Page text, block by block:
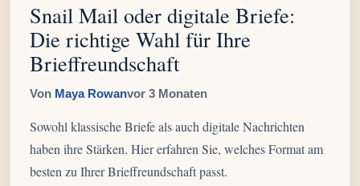
Snail Mail oder digitale Briefe:
Die richtige Wahl für Ihre
Brieffreundschaft
Von Maya Rowanvor 3 Monaten
Sowohl klassische Briefe als auch digitale Nachrichten
haben ihre Stärken. Hier erfahren Sie, welches Format am
besten zu Ihrer Brieffreundschaft passt.